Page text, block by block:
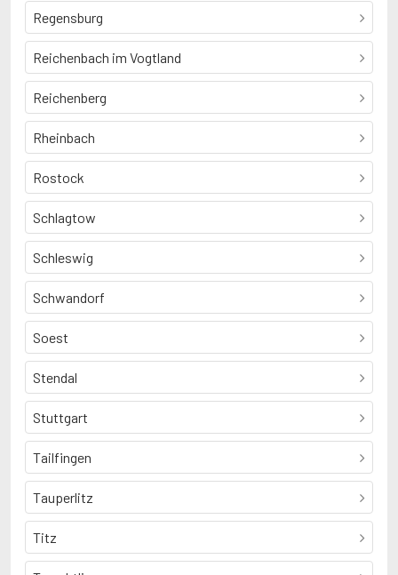
Regensburg
Reichenbach im Vogtland
Reichenberg
Rheinbach
Rostock
Schlagtow
Schleswig
Schwandorf
Soest
Stendal
Stuttgart
Tailfingen
Tauperlitz
Titz